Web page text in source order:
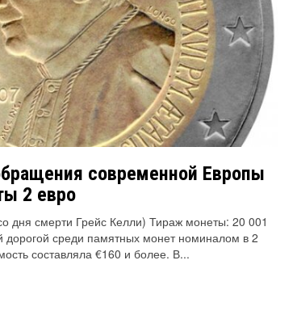
современной Европы
2 евро
дня смерти Грейс Келли) Тираж монеты: 20 001
дорогой среди памятных монет номиналом в 2
составляла €160 и более. В...